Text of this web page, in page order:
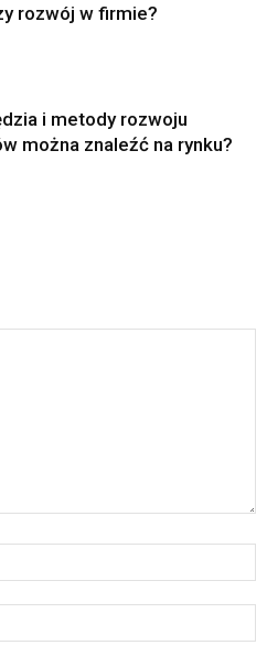
rozwój w firmie?
i metody rozwoju
można znaleźć na rynku?